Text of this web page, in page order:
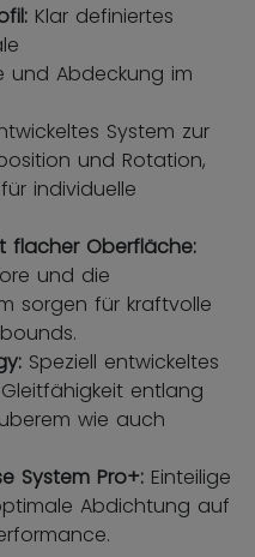
Klar definiertes
und Abdeckung im
System zur
und Rotation,
individuelle
flacher Oberfläche:
und die
sorgen für kraftvolle
Speziell entwickeltes
entlang
wie auch
System Pro+: Einteilige
Abdichtung auf